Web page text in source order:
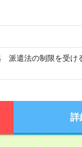
派遣法の制限を受
詳